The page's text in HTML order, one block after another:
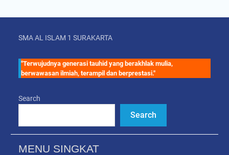
SMA AL ISLAM 1 SURAKARTA
"Terwujudnya generasi tauhid yang berakhlak mulia,
berwawasan ilmiah, terampil dan berprestasi."
Search
Search
MENU SINGKAT